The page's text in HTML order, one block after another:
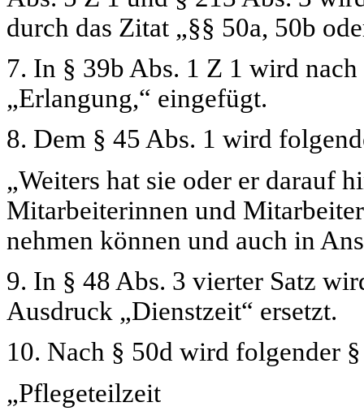
durch das Zitat „§§ 50a, 50b
7. In § 39b Abs. 1 Z 1 wird
„Erlangung,“ eingefügt.
8. Dem § 45 Abs. 1 wird
„Weiters hat sie oder er darauf
Mitarbeiterinnen und
nehmen können und auch in
9. In § 48 Abs. 3 vierter Satz
Ausdruck „Dienstzeit“ ersetzt.
10. Nach § 50d wird folgender
„Pflegeteilzeit